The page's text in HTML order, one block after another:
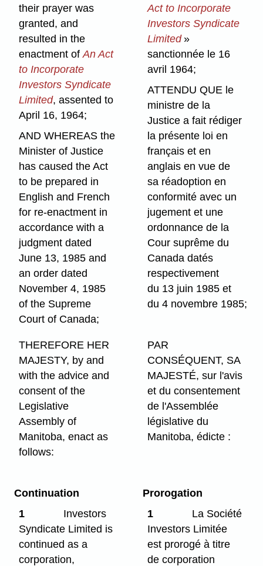
their prayer was
granted, and
resulted in the
enactment ofAn Act
to Incorporate
Investors Syndicate
Limited, assented to
April 16, 1964;
AND WHEREAS the
Minister of Justice
has caused the Act
to be prepared in
English and French
for re-enactment in
accordance with a
judgment dated
June 13, 1985 and
an order dated
November 4, 1985
of the Supreme
Court of Canada;
Act to Incorporate
Investors Syndicate
Limited»
sanctionnée le 16
avril 1964;
ATTENDU QUE le
ministre de la
Justice a fait rédiger
la présente loi en
français et en
anglais en vue de
sa réadoption en
conformité avec un
jugement et une
ordonnance de la
Cour suprême du
Canada datés
respectivement
du 13 juin 1985 et
du 4 novembre 1985;
THEREFORE HER
MAJESTY, by and
with the advice and
consent of the
Legislative
Assembly of
Manitoba, enact as
follows:
PAR
CONSÉQUENT, SA
MAJESTÉ, sur l'avis
et du consentement
de l'Assemblée
législative du
Manitoba, édicte :
Continuation
1
Investors
Syndicate Limited is
continued as a
corporation,
Prorogation
1
La Société
Investors Limitée
est prorogé à titre
de corporation